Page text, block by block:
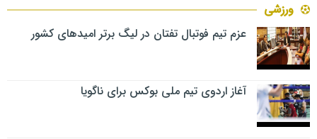
ورزشی
عزم تیم فوتبال تفتان در لیگ برتر امیدهای کشور
آغاز اردوی تیم ملی بوکس برای ناگویا